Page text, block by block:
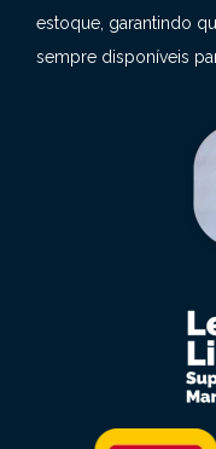
estoque, garantindo
sempre disponíveis